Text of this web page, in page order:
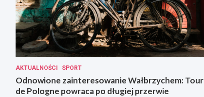
AKTUALNOŚCI SPORT
Odnowione zainteresowanie Wałbrzychem: Tour
de Pologne powraca po długiej przerwie